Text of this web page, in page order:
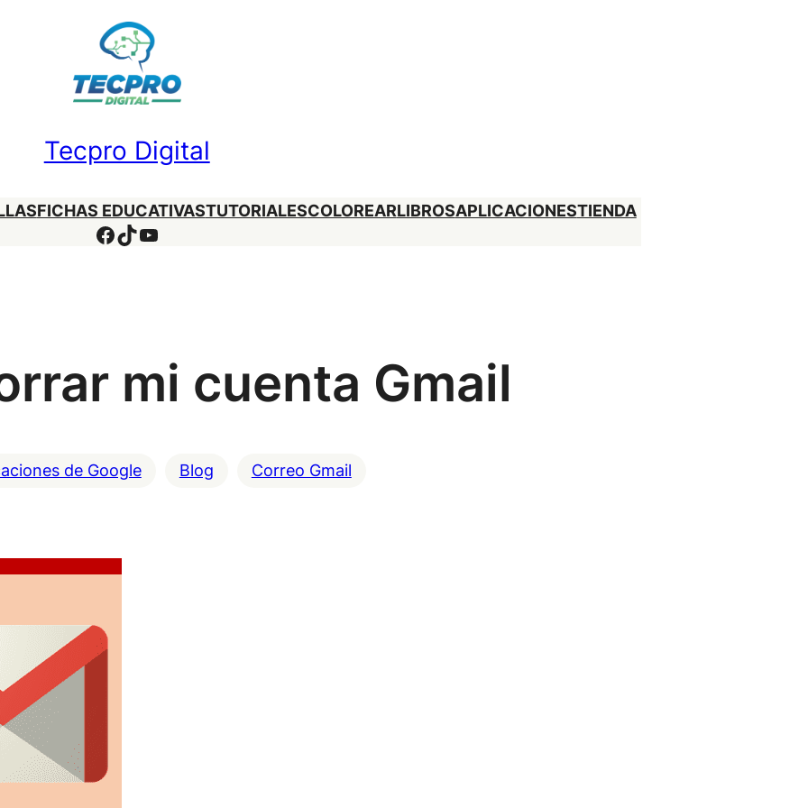
Tecpro Digital
FICHAS EDUCATIVASTUTORIALESCOLOREARLIBROSAPLICACIONESTIENDA
Facebook
TikTok
YouTube
mi cuenta Gmail
de Google Blog Correo Gmail